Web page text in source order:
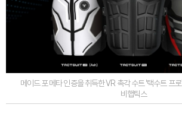
메이드 포 메타 인증을 취득한 VR 촉각 수트 '택수트 프
비햅틱스